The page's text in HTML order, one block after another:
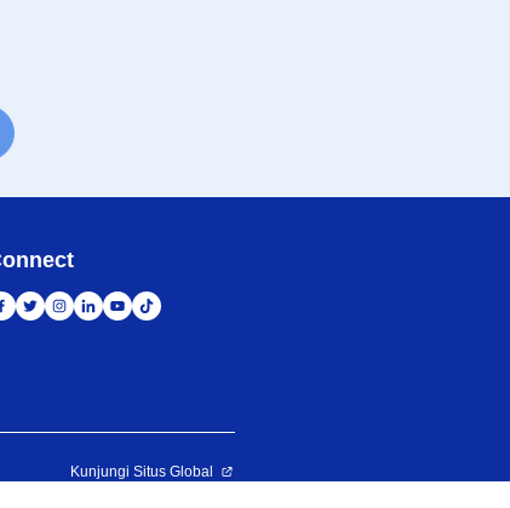
Kunjungi Situs Global